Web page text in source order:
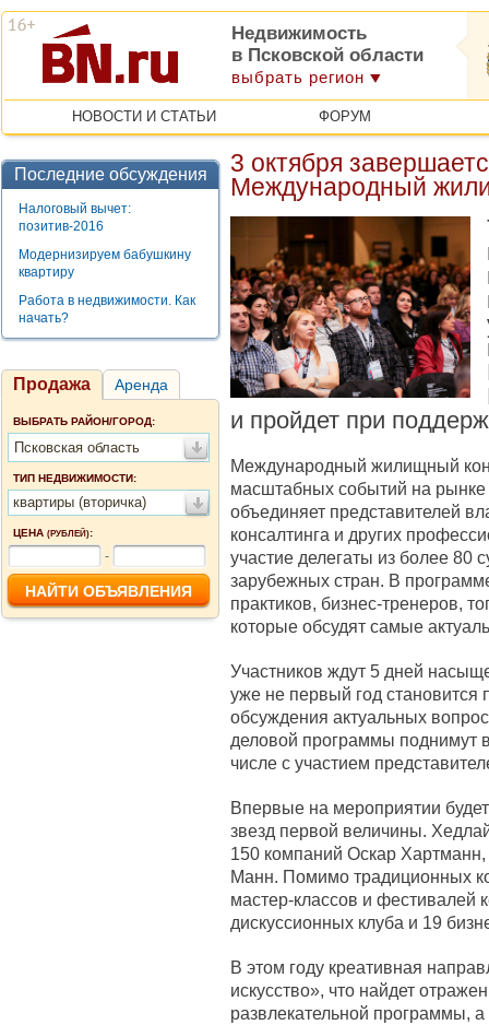
Недвижимость
в Псковской области
выбрать регион
НОВОСТИ И СТАТЬИ ФОРУМ
Последние обсуждения
Налоговый вычет:
позитив-2016
Модернизируем бабушкину
квартиру
Работа в недвижимости. Как
начать?
Продажа Аренда
ВЫБРАТЬ РАЙОН/ГОРОД:
Псковская область
ТИП НЕДВИЖИМОСТИ:
квартиры (вторичка)
ЦЕНА (РУБЛЕЙ):
-
3 октября
Международный
и пройдет при
Международный жилищный
масштабных событий на
объединяет представителей
консалтинга и других
участие делегаты из более 80
зарубежных стран. В
практиков, бизнес‑тренеров,
которые обсудят самые
Участников ждут 5 дней
уже не первый год становится
обсуждения актуальных
деловой программы поднимут
числе с участием
Впервые на мероприятии
звезд первой величины.
150 компаний Оскар
Манн. Помимо традиционных
мастер-классов и фестивалей
дискуссионных клуба и 19
В этом году креативная
искусство», что найдет
развлекательной программы,